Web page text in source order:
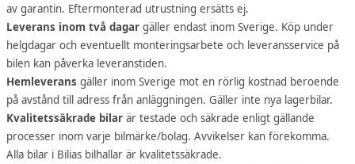
av garantin. Eftermonterad utrustning ersätts ej.
Leverans inom två dagar gäller endast inom Sverige. Köp under
helgdagar och eventuellt monteringsarbete och leveransservice på
bilen kan påverka leveranstiden.
Hemleverans gäller inom Sverige mot en rörlig kostnad beroende
på avstånd till adress från anläggningen. Gäller inte nya lagerbilar.
Kvalitetssäkrade bilar är testade och säkrade enligt gällande
processer inom varje bilmärke/bolag. Avvikelser kan förekomma.
Alla bilar i Bilias bilhallar är kvalitetssäkrade.